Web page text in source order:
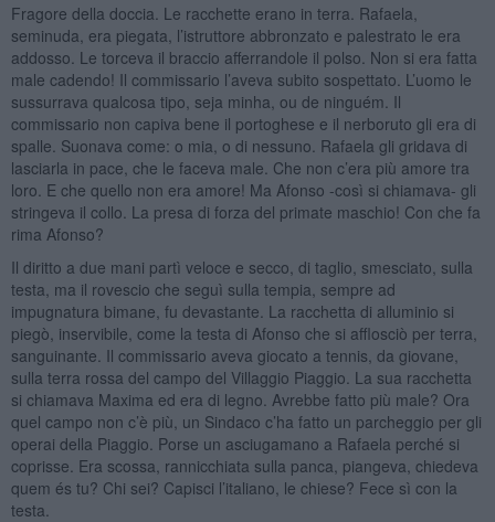
Fragore della doccia. Le racchette erano in terra. Rafaela,
seminuda, era piegata, l’istruttore abbronzato e palestrato le era
addosso. Le torceva il braccio afferrandole il polso. Non si era fatta
male cadendo! Il commissario l’aveva subito sospettato. L’uomo le
sussurrava qualcosa tipo, seja minha, ou de ninguém. Il
commissario non capiva bene il portoghese e il nerboruto gli era di
spalle. Suonava come: o mia, o di nessuno. Rafaela gli gridava di
lasciarla in pace, che le faceva male. Che non c’era più amore tra
loro. E che quello non era amore! Ma Afonso -così si chiamava- gli
stringeva il collo. La presa di forza del primate maschio! Con che fa
rima Afonso?
Il diritto a due mani partì veloce e secco, di taglio, smesciato, sulla
testa, ma il rovescio che seguì sulla tempia, sempre ad
impugnatura bimane, fu devastante. La racchetta di alluminio si
piegò, inservibile, come la testa di Afonso che si afflosciò per terra,
sanguinante. Il commissario aveva giocato a tennis, da giovane,
sulla terra rossa del campo del Villaggio Piaggio. La sua racchetta
si chiamava Maxima ed era di legno. Avrebbe fatto più male? Ora
quel campo non c’è più, un Sindaco c’ha fatto un parcheggio per gli
operai della Piaggio. Porse un asciugamano a Rafaela perché si
coprisse. Era scossa, rannicchiata sulla panca, piangeva, chiedeva
quem és tu? Chi sei? Capisci l’italiano, le chiese? Fece sì con la
testa.